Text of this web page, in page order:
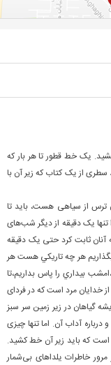
یک خط قطور تا هر بار که
سطری از یک کتاب که زیر آن با
از سیاهی هست، باید تا
تنها یک دقیقه از دیگر شب‌های
آنان ثابت کرد حتی یک دقیقه
هر چه تاريكي هست هر
بيداري را پاس بداريم،تا
خدایان مرد است كه در فردای
گیاهان در زیر زمین سر سبز
آداب آن. اما تنها چیزی
که باید زیر آن خط کشید.
خاطرات یلداهای بی‌شمار